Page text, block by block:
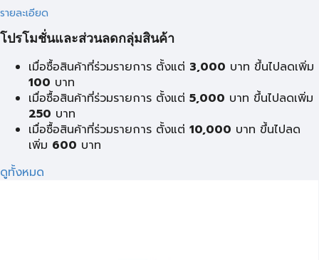
รายละเอียด
โปรโมชั่นและส่วนลดกลุ่มสินค้า
เมื่อซื้อสินค้าที่ร่วมรายการ ตั้งแต่ 3,000 บาท ขึ้นไปลดเพิ่ม
100 บาท
เมื่อซื้อสินค้าที่ร่วมรายการ ตั้งแต่ 5,000 บาท ขึ้นไปลดเพิ่ม
250 บาท
เมื่อซื้อสินค้าที่ร่วมรายการ ตั้งแต่ 10,000 บาท ขึ้นไปลด
เพิ่ม 600 บาท
ดูทั้งหมด